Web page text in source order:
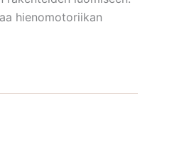
hienomotoriikan